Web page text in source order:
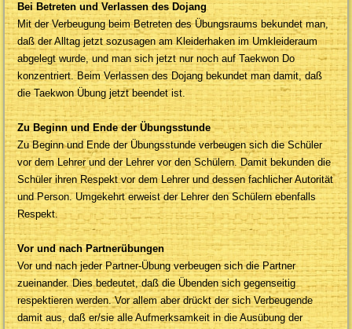
Bei Betreten und Verlassen des Dojang
Mit der Verbeugung beim Betreten des Übungsraums bekundet man,
daß der Alltag jetzt sozusagen am Kleiderhaken im Umkleideraum
abgelegt wurde, und man sich jetzt nur noch auf Taekwon Do
konzentriert. Beim Verlassen des Dojang bekundet man damit, daß
die Taekwon Übung jetzt beendet ist.
Zu Beginn und Ende der Übungsstunde
Zu Beginn und Ende der Übungsstunde verbeugen sich die Schüler
vor dem Lehrer und der Lehrer vor den Schülern. Damit bekunden die
Schüler ihren Respekt vor dem Lehrer und dessen fachlicher Autorität
und Person. Umgekehrt erweist der Lehrer den Schülern ebenfalls
Respekt.
Vor und nach Partnerübungen
Vor und nach jeder Partner-Übung verbeugen sich die Partner
zueinander. Dies bedeutet, daß die Übenden sich gegenseitig
respektieren werden. Vor allem aber drückt der sich Verbeugende
damit aus, daß er/sie alle Aufmerksamkeit in die Ausübung der